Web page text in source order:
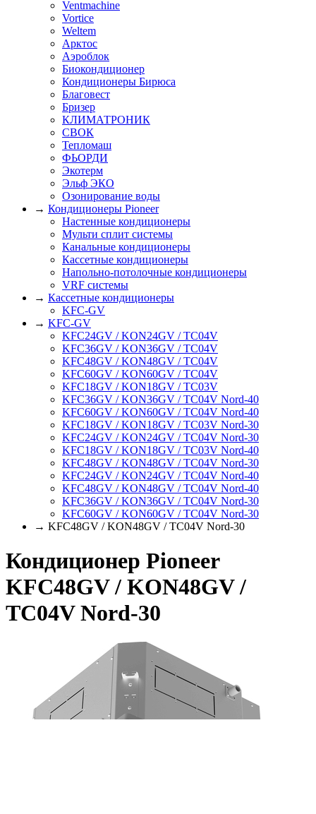
Ventmachine
Vortice
Weltem
Арктос
Аэроблок
Биокондиционер
Кондиционеры Бирюса
Благовест
Бризер
КЛИМАТРОНИК
СВОК
Тепломаш
ФЬОРДИ
Экотерм
Эльф ЭКО
Озонирование воды
→ Кондиционеры Pioneer
Настенные кондиционеры
Мульти сплит системы
Канальные кондиционеры
Кассетные кондиционеры
Напольно-потолочные кондиционеры
VRF системы
→ Кассетные кондиционеры
KFC-GV
→ KFC-GV
KFC24GV / KON24GV / TC04V
KFC36GV / KON36GV / TC04V
KFC48GV / KON48GV / TC04V
KFC60GV / KON60GV / TC04V
KFC18GV / KON18GV / TC03V
KFC36GV / KON36GV / TC04V Nord-40
KFC60GV / KON60GV / TC04V Nord-40
KFC18GV / KON18GV / TC03V Nord-30
KFC24GV / KON24GV / TC04V Nord-30
KFC18GV / KON18GV / TC03V Nord-40
KFC48GV / KON48GV / TC04V Nord-30
KFC24GV / KON24GV / TC04V Nord-40
KFC48GV / KON48GV / TC04V Nord-40
KFC36GV / KON36GV / TC04V Nord-30
KFC60GV / KON60GV / TC04V Nord-30
→ KFC48GV / KON48GV / TC04V Nord-30
Кондиционер Pioneer
KFC48GV / KON48GV /
TC04V Nord-30